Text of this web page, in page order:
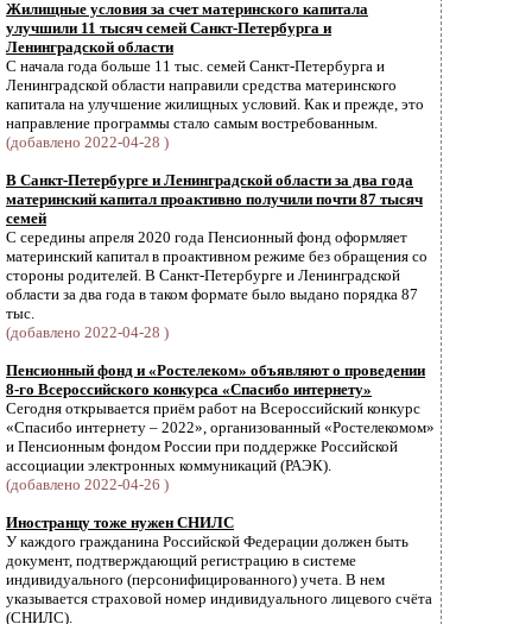
Жилищные условия за счет материнского капитала
улучшили 11 тысяч семей Санкт-Петербурга и
Ленинградской области
С начала года больше 11 тыс. семей Санкт-Петербурга и
Ленинградской области направили средства материнского
капитала на улучшение жилищных условий. Как и прежде, это
направление программы стало самым востребованным.
(добавлено 2022-04-28 )
В Санкт-Петербурге и Ленинградской области за два года
материнский капитал проактивно получили почти 87 тысяч
семей
С середины апреля 2020 года Пенсионный фонд оформляет
материнский капитал в проактивном режиме без обращения со
стороны родителей. В Санкт-Петербурге и Ленинградской
области за два года в таком формате было выдано порядка 87
тыс.
(добавлено 2022-04-28 )
Пенсионный фонд и «Ростелеком» объявляют о проведении
8-го Всероссийского конкурса «Спасибо интернету»
Сегодня открывается приём работ на Всероссийский конкурс
«Спасибо интернету – 2022», организованный «Ростелекомом»
и Пенсионным фондом России при поддержке Российской
ассоциации электронных коммуникаций (РАЭК).
(добавлено 2022-04-26 )
Иностранцу тоже нужен СНИЛС
У каждого гражданина Российской Федерации должен быть
документ, подтверждающий регистрацию в системе
индивидуального (персонифицированного) учета. В нем
указывается страховой номер индивидуального лицевого счёта
(СНИЛС).